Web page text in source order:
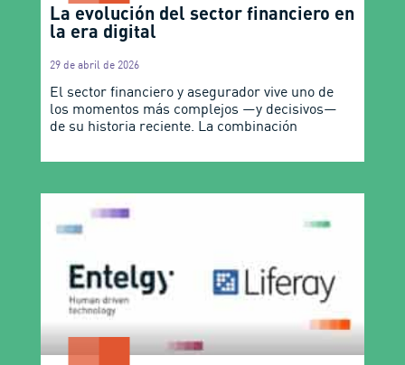
La evolución del sector financiero en
la era digital
29 de abril de 2026
El sector financiero y asegurador vive uno de
los momentos más complejos —y decisivos—
de su historia reciente. La combinación